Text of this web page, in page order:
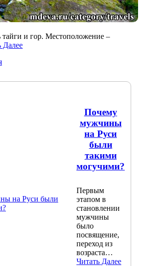
и гор. Местоположение –
Далее
Почему
мужчины
на Руси
были
такими
могучими?
Первым
этапом в
становлении
мужчины
было
посвящение,
переход из
возраста…
Читать Далее